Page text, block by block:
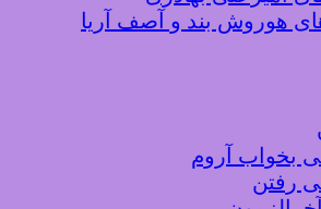
هوروش بند و آصف آریا
بخواب آروم
رفتن